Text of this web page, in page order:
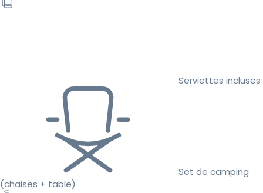
Serviettes incluses
Set de camping
(chaises + table)